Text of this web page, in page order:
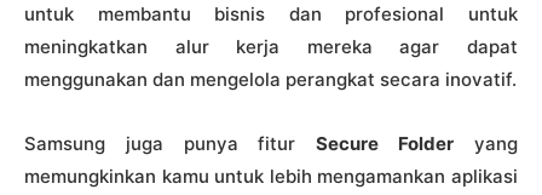
untuk membantu bisnis dan profesional untuk
meningkatkan alur kerja mereka agar dapat
menggunakan dan mengelola perangkat secara inovatif.
Samsung juga punya fiturSecure Folder yang
memungkinkan kamu untuk lebih mengamankan aplikasi